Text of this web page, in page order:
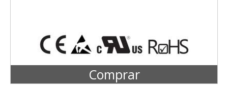
Comprar